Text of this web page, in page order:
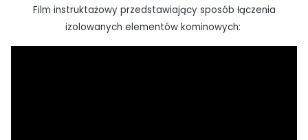
Film instruktażowy przedstawiający sposób łączenia
izolowanych elementów kominowych: